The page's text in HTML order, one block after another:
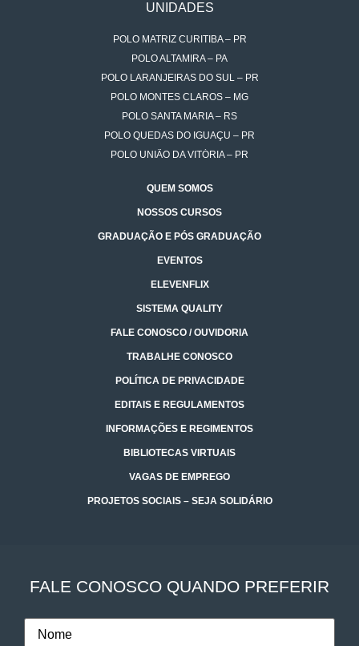
UNIDADES
POLO MATRIZ CURITIBA – PR
POLO ALTAMIRA – PA
POLO LARANJEIRAS DO SUL – PR
POLO MONTES CLAROS – MG
POLO SANTA MARIA – RS
POLO QUEDAS DO IGUAÇU – PR
POLO UNIÃO DA VITÓRIA – PR
QUEM SOMOS
NOSSOS CURSOS
GRADUAÇÃO E PÓS GRADUAÇÃO
EVENTOS
ELEVENFLIX
SISTEMA QUALITY
FALE CONOSCO / OUVIDORIA
TRABALHE CONOSCO
POLÍTICA DE PRIVACIDADE
EDITAIS E REGULAMENTOS
INFORMAÇÕES E REGIMENTOS
BIBLIOTECAS VIRTUAIS
VAGAS DE EMPREGO
PROJETOS SOCIAIS – SEJA SOLIDÁRIO
FALE CONOSCO QUANDO PREFERIR